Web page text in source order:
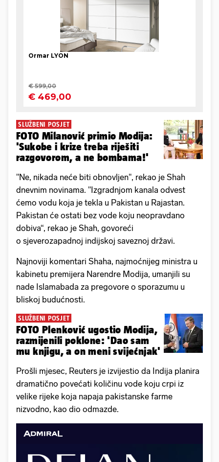
SLUŽBENI POSJET
FOTO Milanović primio Modija:
'Sukobe i krize treba riješiti
razgovorom, a ne bombama!'
"Ne, nikada neće biti obnovljen", rekao je Shah
dnevnim novinama. "Izgradnjom kanala odvest
ćemo vodu koja je tekla u Pakistan u Rajastan.
Pakistan će ostati bez vode koju neopravdano
dobiva“, rekao je Shah, govoreći
o sjeverozapadnoj indijskoj saveznoj državi.
Najnoviji komentari Shaha, najmoćnijeg ministra u
kabinetu premijera Narendre Modija, umanjili su
nade Islamabada za pregovore o sporazumu u
bliskoj budućnosti.
SLUŽBENI POSJET
FOTO Plenković ugostio Modija,
razmijenili poklone: 'Dao sam
mu knjigu, a on meni svijećnjak'
Prošli mjesec, Reuters je izvijestio da Indija planira
dramatično povećati količinu vode koju crpi iz
velike rijeke koja napaja pakistanske farme
nizvodno, kao dio odmazde.